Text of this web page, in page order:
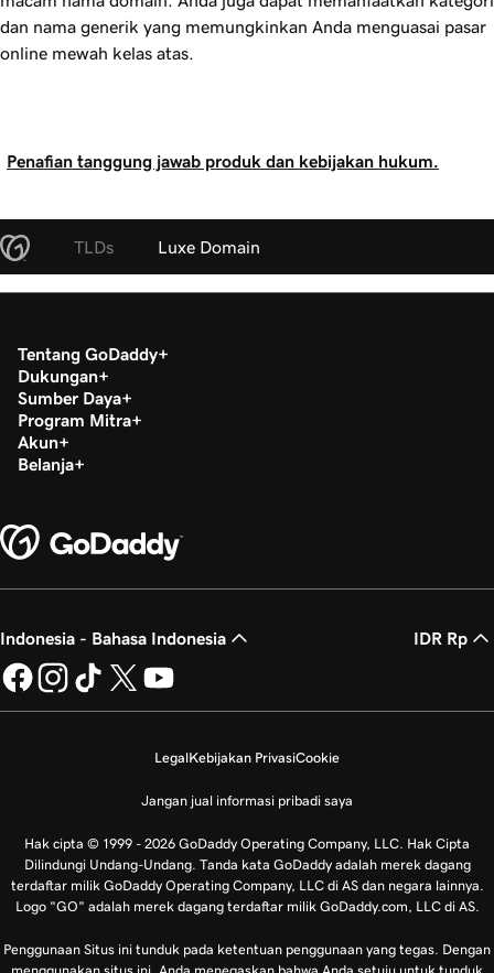
dan nama generik yang memungkinkan Anda menguasai pasar
online mewah kelas atas.
Penafian tanggung jawab produk dan kebijakan hukum.
TLDs Luxe Domain
Tentang GoDaddy
Dukungan
Sumber Daya
Program Mitra
Akun
Belanja
Indonesia - Bahasa Indonesia IDR Rp
LegalKebijakan PrivasiCookie
Jangan jual informasi pribadi saya
Hak cipta © 1999 - 2026 GoDaddy Operating Company, LLC. Hak Cipta
Dilindungi Undang-Undang. Tanda kata GoDaddy adalah merek dagang
terdaftar milik GoDaddy Operating Company, LLC di AS dan negara lainnya.
Logo "GO" adalah merek dagang terdaftar milik GoDaddy.com, LLC di AS.
Penggunaan Situs ini tunduk pada ketentuan penggunaan yang tegas. Dengan